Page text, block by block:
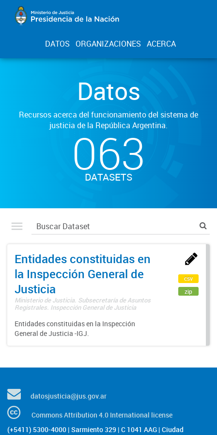
DATOS ORGANIZACIONES ACERCA
Datos
Recursos acerca del funcionamiento del sistema de
justicia de la República Argentina.
063
DATASETS
Entidades constituidas en
la Inspección General de
Justicia
Ministerio de Justicia. Subsecretaría de Asuntos
Registrales. Inspección General de Justicia
Entidades constituidas en la Inspección
General de Justicia -IGJ.
csv
zip
datosjusticia@jus.gov.ar
Commons Attribution 4.0 International license
(+5411) 5300-4000 | Sarmiento 329 | C 1041 AAG | Ciudad